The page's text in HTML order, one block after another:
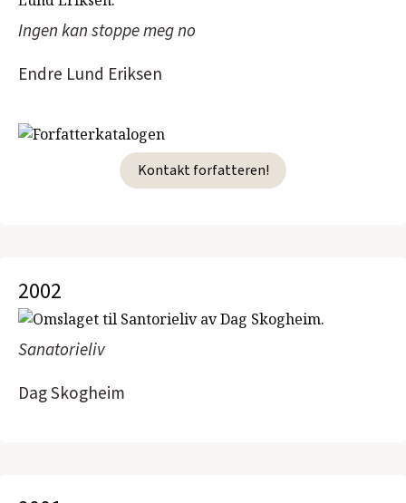
Ingen kan stoppe meg no
Endre Lund Eriksen
Kontakt forfatteren!
2002
Sanatorieliv
Dag Skogheim